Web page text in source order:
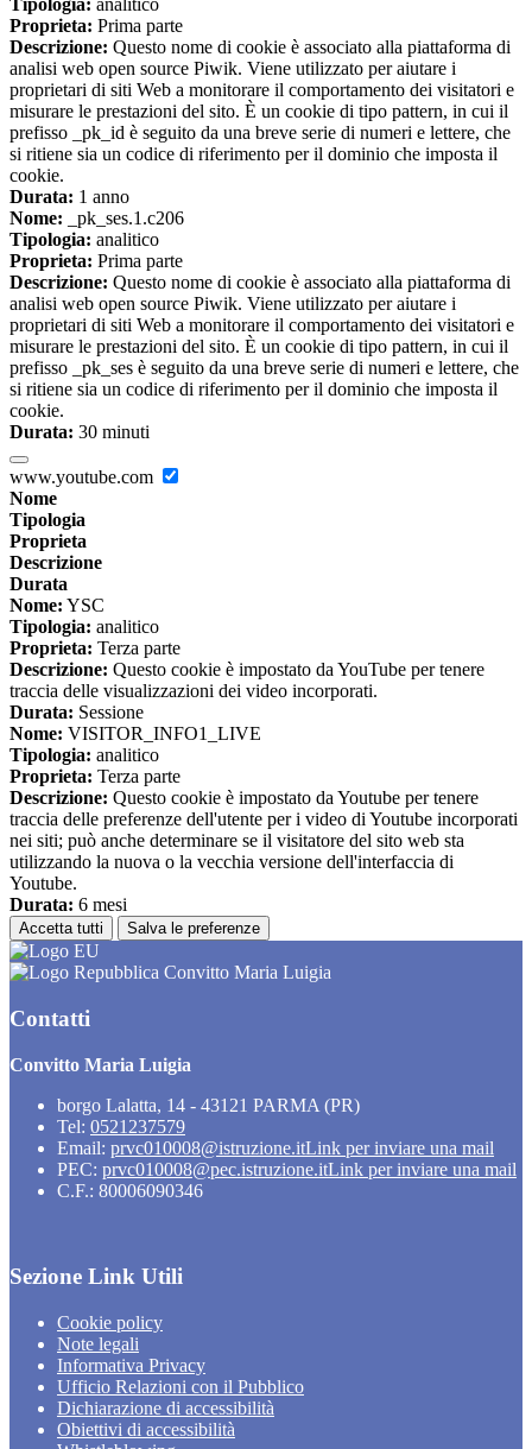
Tipologia: analitico
Proprieta: Prima parte
Descrizione: Questo nome di cookie è associato alla piattaforma di
analisi web open source Piwik. Viene utilizzato per aiutare i
proprietari di siti Web a monitorare il comportamento dei visitatori e
misurare le prestazioni del sito. È un cookie di tipo pattern, in cui il
prefisso _pk_id è seguito da una breve serie di numeri e lettere, che
si ritiene sia un codice di riferimento per il dominio che imposta il
cookie.
Durata: 1 anno
Nome: _pk_ses.1.c206
Tipologia: analitico
Proprieta: Prima parte
Descrizione: Questo nome di cookie è associato alla piattaforma di
analisi web open source Piwik. Viene utilizzato per aiutare i
proprietari di siti Web a monitorare il comportamento dei visitatori e
misurare le prestazioni del sito. È un cookie di tipo pattern, in cui il
prefisso _pk_ses è seguito da una breve serie di numeri e lettere, che
si ritiene sia un codice di riferimento per il dominio che imposta il
cookie.
Durata: 30 minuti
www.youtube.com
Nome
Tipologia
Proprieta
Descrizione
Durata
Nome: YSC
Tipologia: analitico
Proprieta: Terza parte
Descrizione: Questo cookie è impostato da YouTube per tenere
traccia delle visualizzazioni dei video incorporati.
Durata: Sessione
Nome: VISITOR_INFO1_LIVE
Tipologia: analitico
Proprieta: Terza parte
Descrizione: Questo cookie è impostato da Youtube per tenere
traccia delle preferenze dell'utente per i video di Youtube incorporati
nei siti; può anche determinare se il visitatore del sito web sta
utilizzando la nuova o la vecchia versione dell'interfaccia di
Youtube.
Durata: 6 mesi
Accetta tutti Salva le preferenze
Convitto Maria Luigia
Contatti
Convitto Maria Luigia
borgo Lalatta, 14 - 43121 PARMA (PR)
Tel: 0521237579
Email: prvc010008@istruzione.itLink per inviare una mail
PEC: prvc010008@pec.istruzione.itLink per inviare una mail
C.F.: 80006090346
Sezione Link Utili
Cookie policy
Note legali
Informativa Privacy
Ufficio Relazioni con il Pubblico
Dichiarazione di accessibilità
Obiettivi di accessibilità